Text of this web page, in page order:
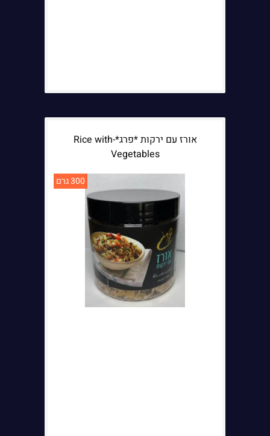
אורז עם ירקות *פרג*-Rice with
Vegetables
300 גרם